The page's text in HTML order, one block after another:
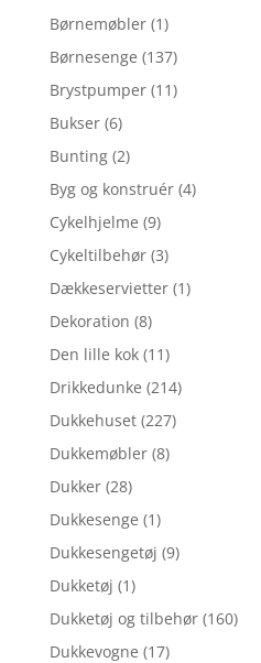
Børnemøbler (1)
Børnesenge (137)
Brystpumper (11)
Bukser (6)
Bunting (2)
Byg og konstruér (4)
Cykelhjelme (9)
Cykeltilbehør (3)
Dækkeservietter (1)
Dekoration (8)
Den lille kok (11)
Drikkedunke (214)
Dukkehuset (227)
Dukkemøbler (8)
Dukker (28)
Dukkesenge (1)
Dukkesengetøj (9)
Dukketøj (1)
Dukketøj og tilbehør (160)
Dukkevogne (17)